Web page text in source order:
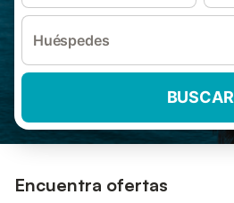
Huéspedes
BUSCAR
Encuentra ofertas